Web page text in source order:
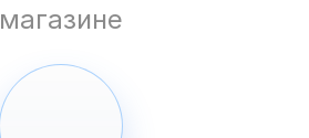
магазине